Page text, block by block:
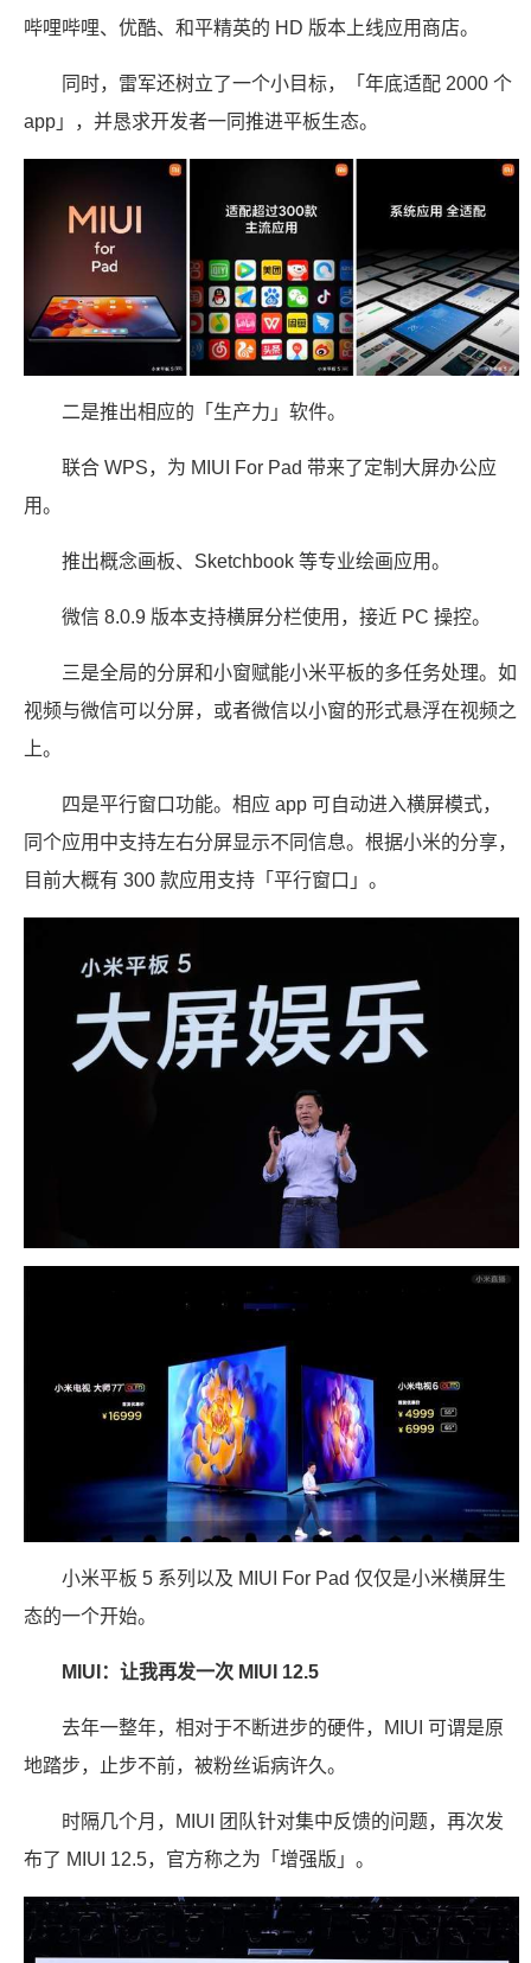
哔哩哔哩、优酷、和平精英的 HD 版本上线应用商店。
同时，雷军还树立了一个小目标，「年底适配 2000 个
app」，并恳求开发者一同推进平板生态。
二是推出相应的「生产力」软件。
联合 WPS，为 MIUI For Pad 带来了定制大屏办公应
用。
推出概念画板、Sketchbook 等专业绘画应用。
微信 8.0.9 版本支持横屏分栏使用，接近 PC 操控。
三是全局的分屏和小窗赋能小米平板的多任务处理。如
视频与微信可以分屏，或者微信以小窗的形式悬浮在视频之
上。
四是平行窗口功能。相应 app 可自动进入横屏模式，
同个应用中支持左右分屏显示不同信息。根据小米的分享，
目前大概有 300 款应用支持「平行窗口」。
小米平板 5 系列以及 MIUI For Pad 仅仅是小米横屏生
态的一个开始。
MIUI：让我再发一次 MIUI 12.5
去年一整年，相对于不断进步的硬件，MIUI 可谓是原
地踏步，止步不前，被粉丝诟病许久。
时隔几个月，MIUI 团队针对集中反馈的问题，再次发
布了 MIUI 12.5，官方称之为「增强版」。